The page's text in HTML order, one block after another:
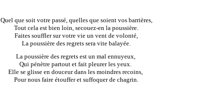
Quel que soit votre passé, quelles que soient vos barrières,
Tout cela est bien loin, secouez-en la poussière.
Faites souffler sur votre vie un vent de volonté,
La poussière des regrets sera vite balayée.
La poussière des regrets est un mal ennuyeux,
Qui pénètre partout et fait pleurer les yeux.
Elle se glisse en douceur dans les moindres recoins,
Pour nous faire étouffer et suffoquer de chagrin.